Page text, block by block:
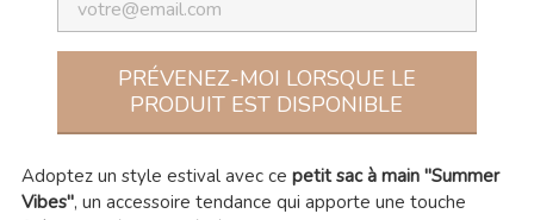
PRÉVENEZ-MOI LORSQUE LE
PRODUIT EST DISPONIBLE
Adoptez un style estival avec ce petit sac à main "Summer
Vibes", un accessoire tendance qui apporte une touche